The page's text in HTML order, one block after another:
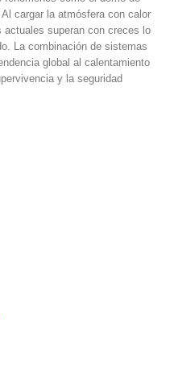
cargar la atmósfera con calor
superan con creces lo
La combinación de sistemas
global al calentamiento
y la seguridad